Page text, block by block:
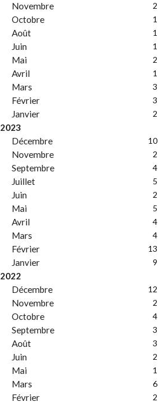
Novembre 2
Octobre 1
Août 1
Juin 1
Mai 2
Avril 1
Mars 3
Février 3
Janvier 2
2023
Décembre
10
Novembre 2
Septembre 4
Juillet 5
Juin 2
Mai 5
Avril 4
Mars 4
Février 13
Janvier 9
2022
Décembre
12
Novembre 2
Octobre 4
Septembre 3
Août 3
Juin 2
Mai 1
Mars 6
Février 2